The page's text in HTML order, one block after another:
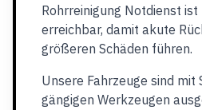
Rohrreinigung Notdienst
erreichbar, damit akute
größeren Schäden führen.
Unsere Fahrzeuge sind mit
gängigen Werkzeugen